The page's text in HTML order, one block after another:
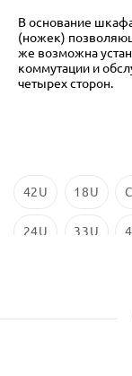
В основание
(ножек)
же возможна
коммутации и
четырех сторон.
42U 18U
24U 33U